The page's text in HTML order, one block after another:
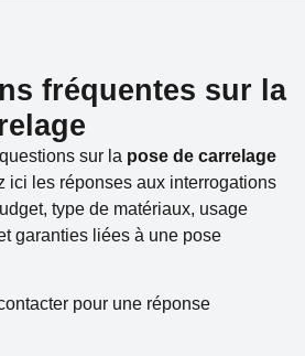
fréquentes sur la
sur la pose de carrelage
ici les réponses aux interrogations
type de matériaux, usage
garanties liées à une pose
pour une réponse